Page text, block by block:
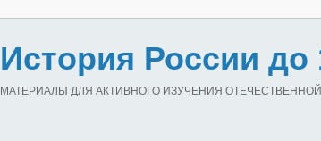
История России до
МАТЕРИАЛЫ ДЛЯ АКТИВНОГО ИЗУЧЕНИЯ